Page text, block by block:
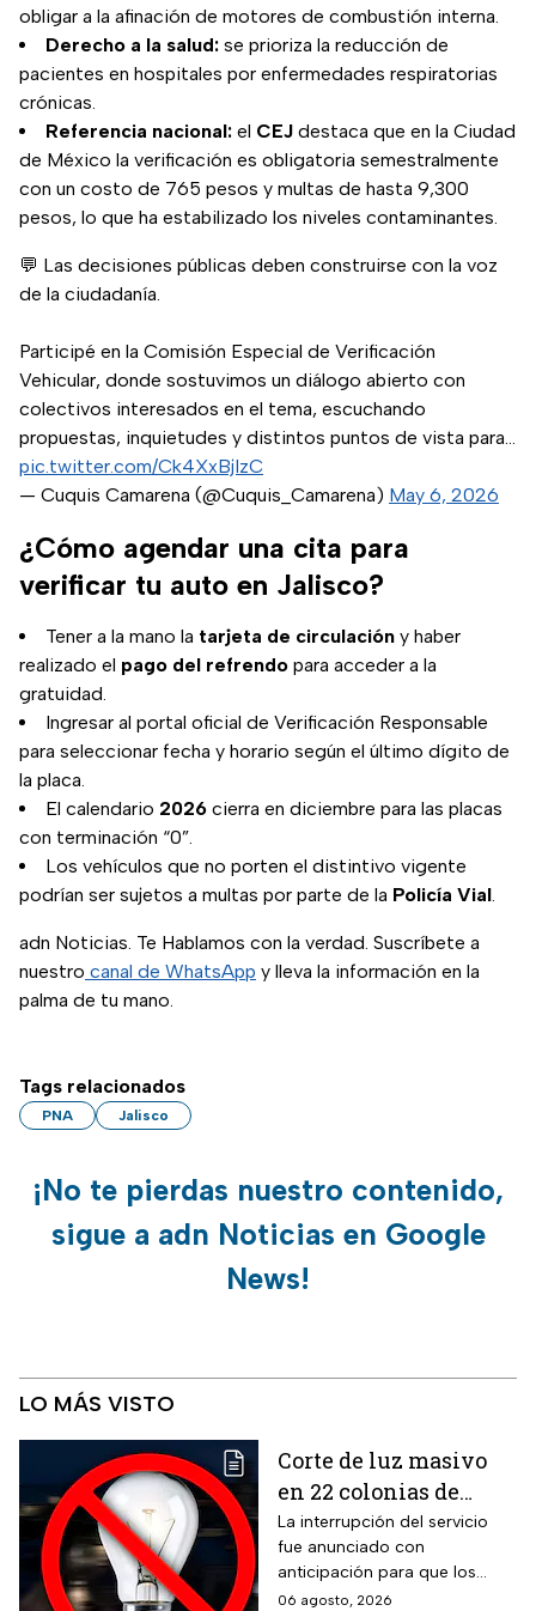
obligar a la afinación de motores de combustión interna.
Derecho a la salud: se prioriza la reducción de
pacientes en hospitales por enfermedades respiratorias
crónicas.
Referencia nacional: el CEJ destaca que en la Ciudad
de México la verificación es obligatoria semestralmente
con un costo de 765 pesos y multas de hasta 9,300
pesos, lo que ha estabilizado los niveles contaminantes.
💬 Las decisiones públicas deben construirse con la voz
de la ciudadanía.
Participé en la Comisión Especial de Verificación
Vehicular, donde sostuvimos un diálogo abierto con
colectivos interesados en el tema, escuchando
propuestas, inquietudes y distintos puntos de vista para…
pic.twitter.com/Ck4XxBjIzC
— Cuquis Camarena (@Cuquis_Camarena) May 6, 2026
¿Cómo agendar una cita para
verificar tu auto en Jalisco?
Tener a la mano la tarjeta de circulación y haber
realizado el pago del refrendo para acceder a la
gratuidad.
Ingresar al portal oficial de Verificación Responsable
para seleccionar fecha y horario según el último dígito de
la placa.
El calendario 2026 cierra en diciembre para las placas
con terminación “0”.
Los vehículos que no porten el distintivo vigente
podrían ser sujetos a multas por parte de la Policía Vial.
adn Noticias. Te Hablamos con la verdad. Suscríbete a
nuestro canal de WhatsApp y lleva la información en la
palma de tu mano.
Tags relacionados
PNA Jalisco
¡No te pierdas nuestro contenido,
sigue a adn Noticias en Google
News!
LO MÁS VISTO
Corte de luz masivo
en 22 colonias de
México; zonas
afectadas hoy 7 de
agosto
La interrupción del servicio
fue anunciado con
anticipación para que los
usuarios puedan tomar las
06 agosto, 2026